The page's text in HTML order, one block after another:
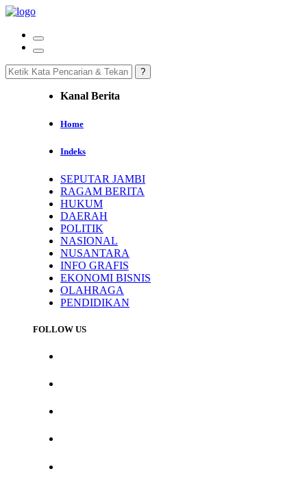
Kanal Berita
Home
Indeks
SEPUTAR JAMBI
RAGAM BERITA
HUKUM
DAERAH
POLITIK
NASIONAL
NUSANTARA
INFO GRAFIS
EKONOMI BISNIS
OLAHRAGA
PENDIDIKAN
FOLLOW US